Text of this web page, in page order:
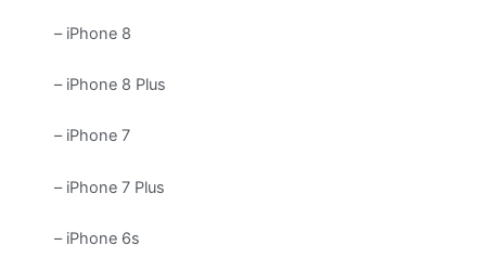
– iPhone 8
– iPhone 8 Plus
– iPhone 7
– iPhone 7 Plus
– iPhone 6s